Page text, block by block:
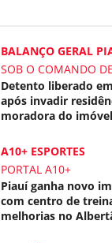
BALANÇO GERAL
SOB O COMANDO
Detento liberado
após invadir
moradora do
A10+ ESPORTES
PORTAL A10+
Piauí ganha novo
com centro de
melhorias no